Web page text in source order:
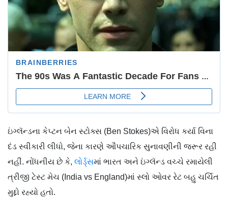
ઇંગ્લૅન્ડના કેપ્ટન બેન સ્ટોક્સ (Ben Stokes)એ વિરોધ કર્યા વિના
દંડ સ્વીકારી લીધો, જેના કારણે ઔપચારિક સુનાવણીની જરૂર રહી
નહીં. નોંધનીય છે કે, લોર્ડ્સમાં ભારત અને ઇંગ્લૅન્ડ વચ્ચે રમાયેલી
ત્રીજી ટેસ્ટ મેચ (India vs England)માં સ્લો ઓવર રેટ બહુ ચર્ચિત
મુદ્દો રહ્યો હતો.